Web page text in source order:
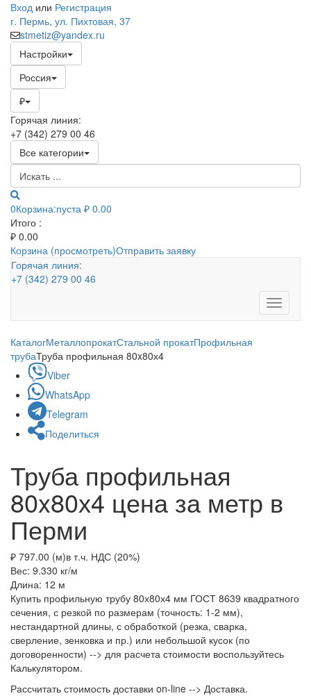
Вход или Регистрация
г. Пермь, ул. Пихтовая, 37
stmetiz@yandex.ru
Настройки
Россия
₽
Горячая линия:
+7 (342) 279 00 46
Все категории
0Корзина:пуста ₽ 0.00
Итого :
₽ 0.00
Корзина (просмотреть)Отправить заявку
Горячая линия:
+7 (342) 279 00 46
Toggle
КаталогМеталлопрокатСтальной прокатПрофильная
трубаТруба профильная 80x80х4
Viber
WhatsApp
Telegram
Поделиться
Труба профильная
80x80х4 цена за метр в
Перми
₽ 797.00 (м)в т.ч. НДС (20%)
Вес: 9.330 кг/м
Длина: 12 м
Купить профильную трубу 80х80х4 мм ГОСТ 8639 квадратного
сечения, с резкой по размерам (точность: 1-2 мм),
нестандартной длины, с обработкой (резка, сварка,
сверление, зенковка и пр.) или небольшой кусок (по
договоренности) --> для расчета стоимости воспользуйтесь
Калькулятором.
Рассчитать стоимость доставки on-line --> Доставка.